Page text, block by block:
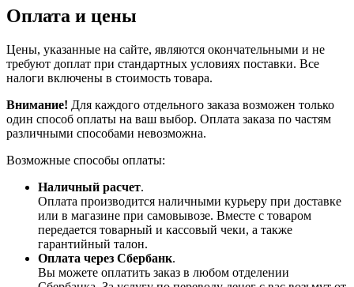
Оплата и цены
Цены, указанные на сайте, являются окончательными и не
требуют доплат при стандартных условиях поставки. Все
налоги включены в стоимость товара.
Внимание! Для каждого отдельного заказа возможен только
один способ оплаты на ваш выбор. Оплата заказа по частям
различными способами невозможна.
Возможные способы оплаты:
Наличный расчет.
Оплата производится наличными курьеру при доставке
или в магазине при самовывозе. Вместе с товаром
передается товарный и кассовый чеки, а также
гарантийный талон.
Оплата через Сбербанк.
Вы можете оплатить заказ в любом отделении